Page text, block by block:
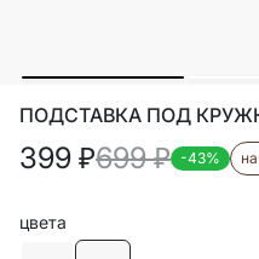
ПОДСТАВКА ПОД
399 ₽699₽ -43%
цвета